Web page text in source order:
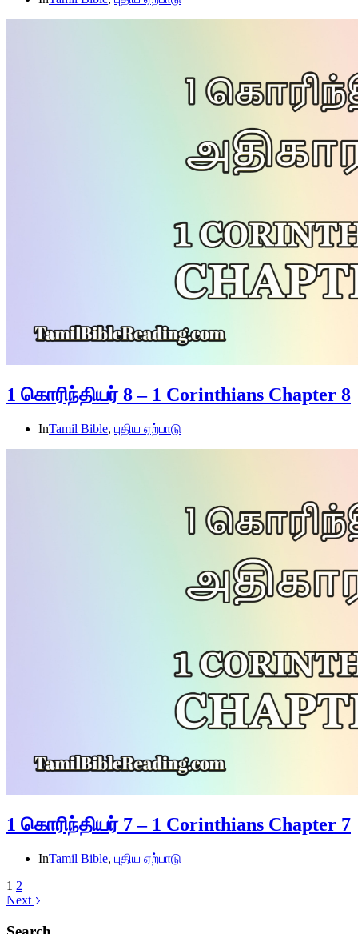
1 கொரிந்தியர் 8 – 1 Corinthians Chapter 8
InTamil Bible, புதிய ஏற்பாடு
1 கொரிந்தியர் 7 – 1 Corinthians Chapter 7
InTamil Bible, புதிய ஏற்பாடு
1 2
Next